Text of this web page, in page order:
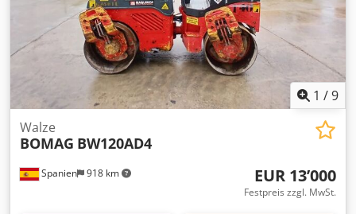
1 /9
Spanien 918 km
Walze
BOMAG BW120AD4
EUR 13’000
Festpreis zzgl. MwSt.